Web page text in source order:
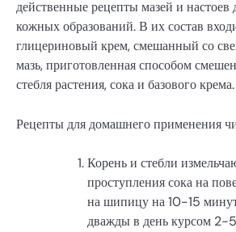
действенные рецепты мазей и настоев
кожных образований. В их состав
глицериновый крем, смешанный со
мазь, приготовленная способом
стебля растения, сока и базового крема.
Рецепты для домашнего применения
Корень и стебли
проступления сока на
на шипицу на 10-15
дважды в день курсом 2-